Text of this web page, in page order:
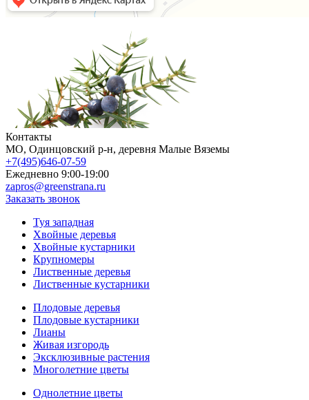
Контакты
МO, Одинцовский р-н, деревня Малые Вяземы
+7(495)646-07-59
Ежедневно 9:00-19:00
zapros@greenstrana.ru
Заказать звонок
Туя западная
Хвойные деревья
Хвойные кустарники
Крупномеры
Лиственные деревья
Лиственные кустарники
Плодовые деревья
Плодовые кустарники
Лианы
Живая изгородь
Эксклюзивные растения
Многолетние цветы
Однолетние цветы